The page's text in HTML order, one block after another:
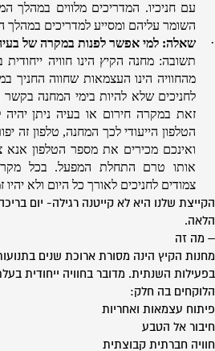
עם חניכיו. המדריכים מלווים במהלך
השומר עליהם ומסייע למדריכים במהלך
·
שאלה: למי אפשר לפנות במקרה של
תשובה: מחנה הקיץ הינו חוויה
מהחוויה הינו העצמאות שחווה החניך
לחניכים שלא להיות בימי המחנה
זאת במקרה חירום או בעיה ניתן
הטלפון הייעודי לכך המחנה, טלפון זה
ואינכם מכירים את מספר הטלפון אנא
אותו טרם התחלת המפעל. בכל
צמודים לחניכים לאורך כל היום ולא יהיו
הקייצת שלנו היא לא קייטנה רגילה- יום
הלאה.
– מה זה
מחנות הקיץ הינה מסורת ארוכת שנים
בפעילות השנתית. מדובר בחוויה ייחודית
הלוקחים בה חלק:
פיתוח עצמאות ואחריות
חיבור אל הטבע
חוויה חברתית קבוצתית